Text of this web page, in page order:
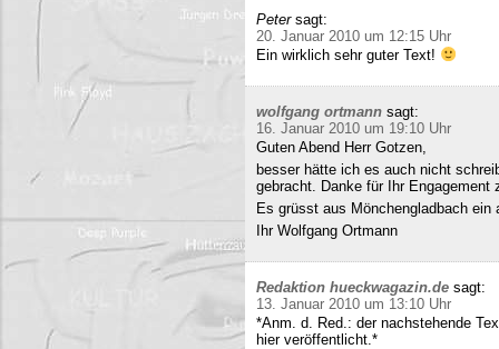
Peter sagt:
20. Januar 2010 um 12:15 Uhr
Ein wirklich sehr guter Text!
wolfgang ortmann sagt:
16. Januar 2010 um 19:10 Uhr
Guten Abend Herr Gotzen,
besser hätte ich es auch nicht
gebracht. Danke für Ihr Engagement
Es grüsst aus Mönchengladbach ein
Ihr Wolfgang Ortmann
Redaktion hueckwagazin.de sagt:
13. Januar 2010 um 13:10 Uhr
*Anm. d. Red.: der nachstehende
hier veröffentlicht.*